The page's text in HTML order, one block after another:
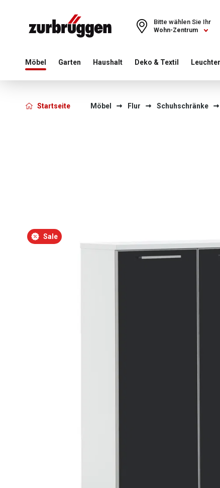
Choose a different country or region to see content for
Wohn-Zentrum
Bitte wählen Sie Ihr
Möbel Garten Haushalt Deko & Textil
Startseite Möbel Flur Schuhschränke
Bildergalerie überspringen
Sale